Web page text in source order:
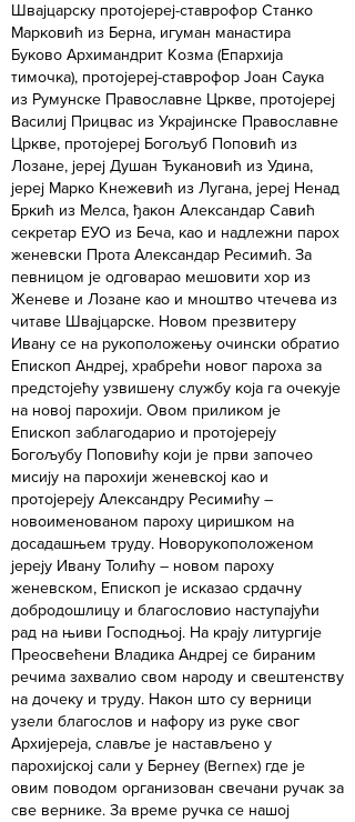
Швајцарску протојереј-ставрофор Станко
Марковић из Берна, игуман манастира
Буково Архимандрит Козма (Епархија
тимочка), протојереј-ставрофор Јоан Саука
из Румунске Православне Цркве, протојереј
Василиј Прицвас из Украјинске Православне
Цркве, протојереј Богољуб Поповић из
Лозане, јереј Душан Ђукановић из Удина,
јереј Марко Кнежевић из Лугана, јереј Ненад
Бркић из Мелса, ђакон Александар Савић
секретар ЕУО из Беча, као и надлежни парох
женевски Прота Александар Ресимић. За
певницом је одговарао мешовити хор из
Женеве и Лозане као и мноштво чтечева из
читаве Швајцарске. Новом презвитеру
Ивану се на рукоположењу очински обратио
Епископ Андреј, храбрећи новог пароха за
предстојећу узвишену службу која га очекује
на новој парохији. Овом приликом је
Епископ заблагодарио и протојереју
Богољубу Поповићу који је први започео
мисију на парохији женевској као и
протојереју Александру Ресимићу –
новоименованом пароху циришком на
досадашњем труду. Новорукоположеном
јереју Ивану Толићу – новом пароху
женевском, Епископ је исказао срдачну
добродошлицу и благословио наступајући
рад на њиви Господњој. На крају литургије
Преосвећени Владика Андреј се бираним
речима захвалио свом народу и свештенству
на дочеку и труду. Након што су верници
узели благослов и нафору из руке свог
Архијереја, славље је настављено у
парохијској сали у Бернеу (Bernex) где је
овим поводом организован свечани ручак за
све вернике. За време ручка се нашој